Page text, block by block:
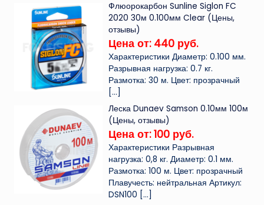
Флюорокарбон Sunline Siglon FC
2020 30м 0.100мм Clear (Цены,
отзывы)
Цена от: 440 руб.
Характеристики Диаметр: 0.100 мм.
Разрывная нагрузка: 0.7 кг.
Размотка: 30 м. Цвет: прозрачный
[…]
Леска Dunaev Samson 0.10мм 100м
(Цены, отзывы)
Цена от: 100 руб.
Характеристики Разрывная
нагрузка: 0,8 кг. Диаметр: 0.1 мм.
Размотка: 100 м. Цвет: прозрачный
Плавучесть: нейтральная Артикул:
DSN100 […]